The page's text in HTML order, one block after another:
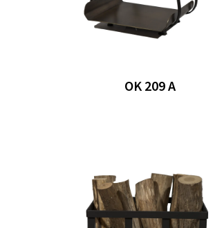
OK 209 A